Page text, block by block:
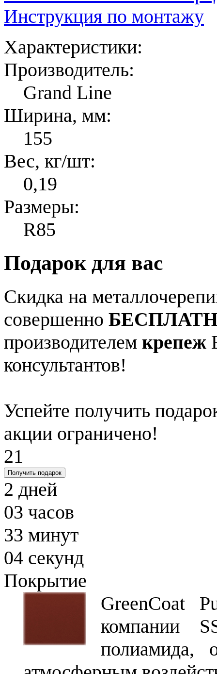
Инструкция по монтажу
Характеристики:
Производитель:
Grand Line
Ширина, мм:
155
Вес, кг/шт:
0,19
Размеры:
R85
Подарок для вас
Скидка на
совершенно
производителем крепеж
консультантов!
Успейте получить
акции ограничено!
21
Получить подарок
2 дней
03 часов
33 минут
03 секунд
Покрытие
GreenCoat
компании
полиамида,